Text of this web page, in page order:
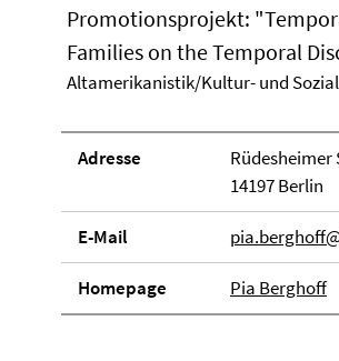
Promotionsprojekt:
Families on the Temporal
Altamerikanistik/Kultur- und
Adresse
Rüdesheimer
14197 Berlin
E-Mail
Homepage Pia Berghoff